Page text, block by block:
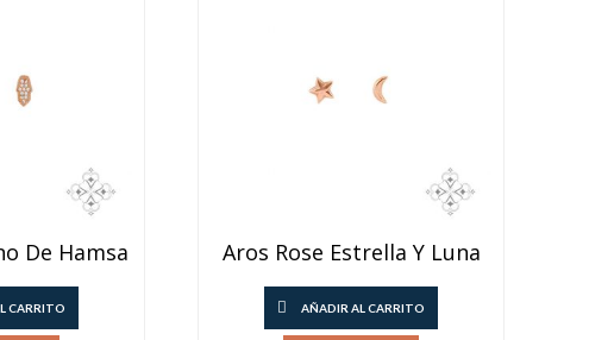
De Hamsa
CARRITO
Aros Rose Estrella Y Luna
AÑADIR AL CARRITO